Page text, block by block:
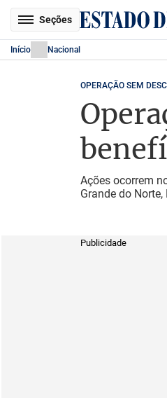
Seções
Início Nacional
OPERAÇÃO SEM
Ações ocorrem
Grande do
Publicidade